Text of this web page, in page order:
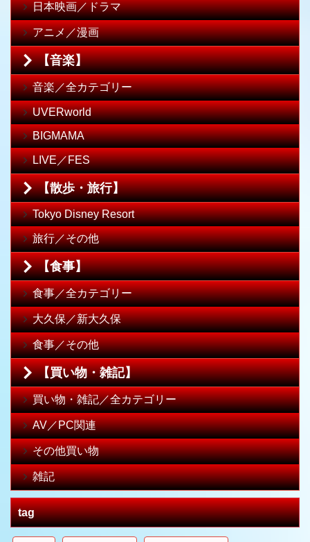
日本映画／ドラマ
アニメ／漫画
【音楽】
音楽／全カテゴリー
UVERworld
BIGMAMA
LIVE／FES
【散歩・旅行】
Tokyo Disney Resort
旅行／その他
【食事】
食事／全カテゴリー
大久保／新大久保
食事／その他
【買い物・雑記】
買い物・雑記／全カテゴリー
AV／PC関連
その他買い物
雑記
tag